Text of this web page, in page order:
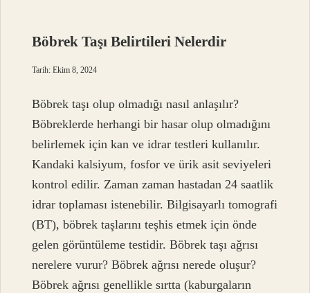
Böbrek Taşı Belirtileri Nelerdir
Tarih: Ekim 8, 2024
Böbrek taşı olup olmadığı nasıl anlaşılır?
Böbreklerde herhangi bir hasar olup olmadığını
belirlemek için kan ve idrar testleri kullanılır.
Kandaki kalsiyum, fosfor ve ürik asit seviyeleri
kontrol edilir. Zaman zaman hastadan 24 saatlik
idrar toplaması istenebilir. Bilgisayarlı tomografi
(BT), böbrek taşlarını teşhis etmek için önde
gelen görüntüleme testidir. Böbrek taşı ağrısı
nerelere vurur? Böbrek ağrısı nerede oluşur?
Böbrek ağrısı genellikle sırtta (kaburgaların